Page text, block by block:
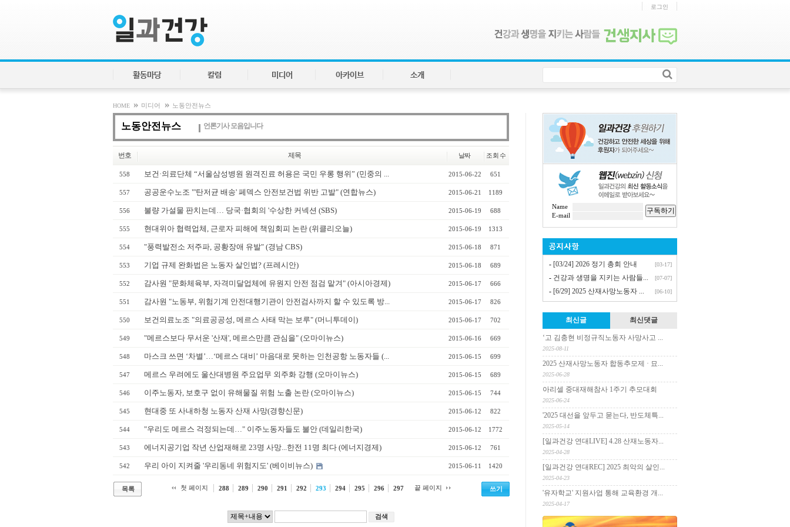
로그인
활동마당 칼럼 미디어 아카이브 소개
HOME » 미디어 » 노동안전뉴스
노동안전뉴스 언론기사 모음입니다
번호 제목 날짜 조회 수
558 보건·의료단체 “서울삼성병원 원격진료 허용은 국민 우롱 행위” (민중의 ... 2015-06-22 651
557 공공운수노조 "'탄저균 배송' 페덱스 안전보건법 위반 고발" (연합뉴스) 2015-06-21 1189
556 불량 가설물 판치는데… 당국·협회의 '수상한 커넥션 (SBS) 2015-06-19 688
555 현대위아 협력업체, 근로자 피해에 책임회피 논란 (위클리오늘) 2015-06-19 1313
554 "풍력발전소 저주파, 공황장애 유발" (경남 CBS) 2015-06-18 871
553 기업 규제 완화법은 노동자 살인법? (프레시안) 2015-06-18 689
552 감사원 "문화체육부, 자격미달업체에 유원지 안전 점검 맡겨" (아시아경제) 2015-06-17 666
551 감사원 "노동부, 위험기계 안전대행기관이 안전검사까지 할 수 있도록 방... 2015-06-17 826
550 보건의료노조 "의료공공성, 메르스 사태 막는 보루" (머니투데이) 2015-06-17 702
549 "메르스보다 무서운 '산재', 메르스만큼 관심을" (오마이뉴스) 2015-06-16 669
548 마스크 쓰면 ‘차별’…‘메르스 대비’ 마음대로 못하는 인천공항 노동자들 (... 2015-06-15 699
547 메르스 우려에도 울산대병원 주요업무 외주화 강행 (오마이뉴스) 2015-06-15 689
546 이주노동자, 보호구 없이 유해물질 위험 노출 논란 (오마이뉴스) 2015-06-15 744
545 현대중 또 사내하청 노동자 산재 사망(경향신문) 2015-06-12 822
544 "우리도 메르스 걱정되는데…" 이주노동자들도 불안 (데일리한국) 2015-06-12 1772
543 에너지공기업 작년 산업재해로 23명 사망...한전 11명 최다 (에너지경제) 2015-06-12 761
542 우리 아이 지켜줄 '우리동네 위험지도' (베이비뉴스) 2015-06-11 1420
목록 쓰기
첫 페이지 288 289 290 291 292 293 294 295 296 297 끝 페이지
검색
Name 구독하기
E-mail
- [03/24] 2026 정기 총회 안내 [03-17]
- 건강과 생명을 지키는 사람들... [07-07]
- [6/29] 2025 산재사망노동자 ... [06-10]
최신글 최신댓글
‘고 김충현 비정규직노동자 사망사고 ...
2025-08-11
2025 산재사망노동자 합동추모제 · 묘...
2025-06-28
아리셀 중대재해참사 1주기 추모대회
2025-06-24
'2025 대선을 앞두고 묻는다, 반도체특...
2025-05-14
[일과건강 연대LIVE] 4.28 산재노동자...
2025-04-28
[일과건강 연대REC] 2025 최악의 살인...
2025-04-23
'유자학교' 지원사업 통해 교육환경 개...
2025-04-17